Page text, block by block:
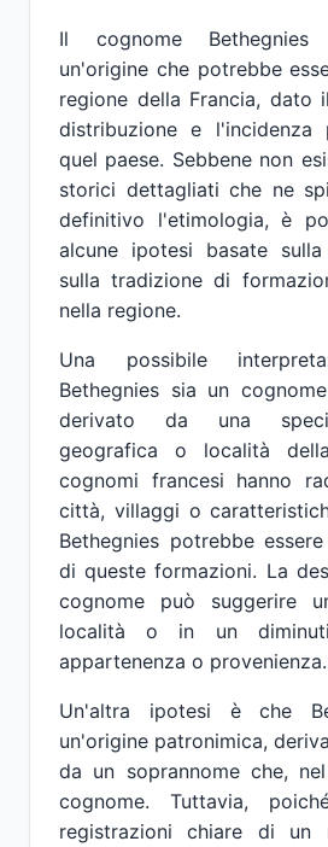
Il cognome Bethegnies
un'origine che potrebbe
regione della Francia, dato
distribuzione e l'incidenza
quel paese. Sebbene non
storici dettagliati che ne
definitivo l'etimologia, è
alcune ipotesi basate
sulla tradizione di
nella regione.
Una possibile
Bethegnies sia un
derivato da una
geografica o località
cognomi francesi hanno
città, villaggi o
Bethegnies potrebbe
di queste formazioni. La
cognome può suggerire
località o in un
appartenenza o provenienza.
Un'altra ipotesi è che
un'origine patronimica,
da un soprannome che,
cognome. Tuttavia,
registrazioni chiare di un